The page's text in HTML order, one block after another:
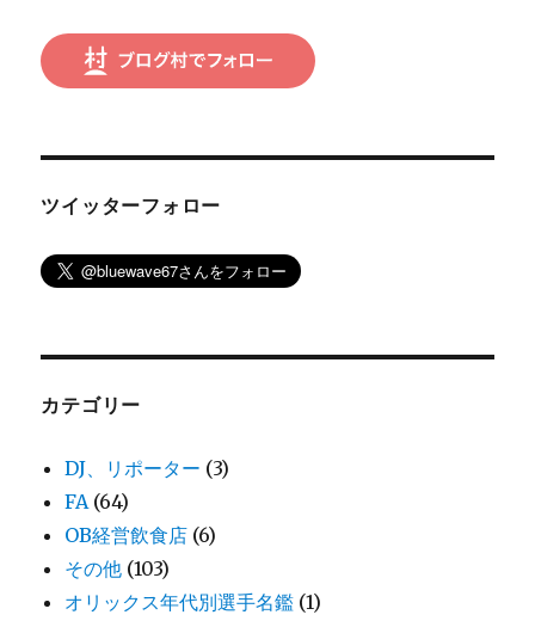
ツイッターフォロー
カテゴリー
DJ、リポーター (3)
FA (64)
OB経営飲食店 (6)
その他 (103)
オリックス年代別選手名鑑 (1)